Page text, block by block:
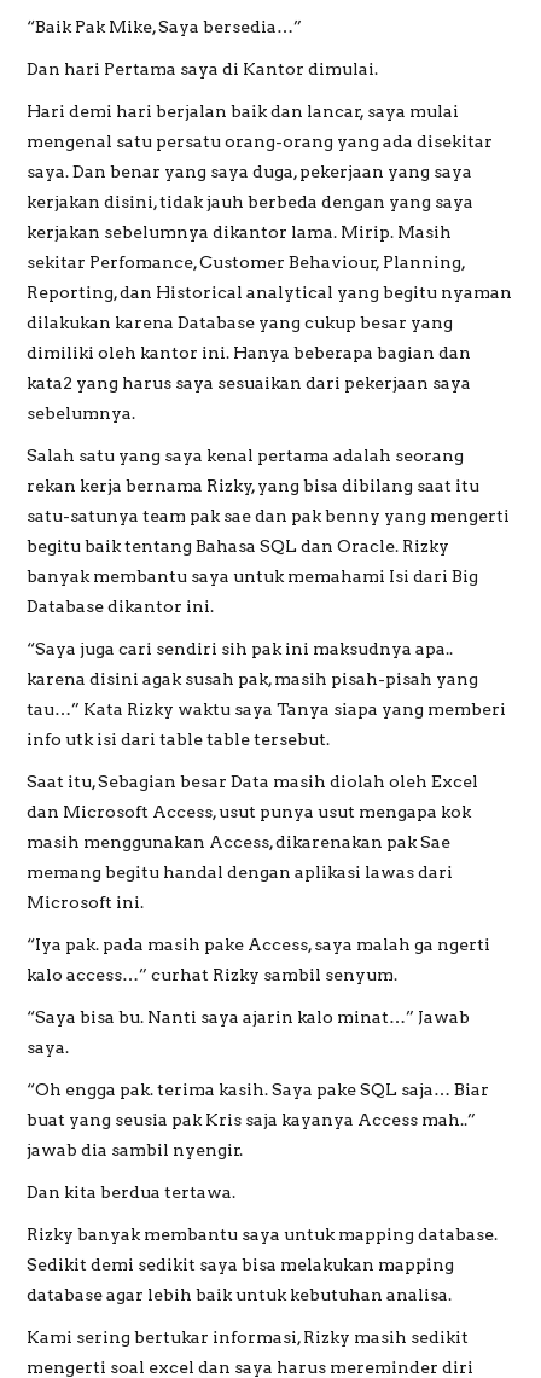
“Baik Pak Mike, Saya bersedia…”
Dan hari Pertama saya di Kantor dimulai.
Hari demi hari berjalan baik dan lancar, saya mulai
mengenal satu persatu orang-orang yang ada disekitar
saya. Dan benar yang saya duga, pekerjaan yang saya
kerjakan disini, tidak jauh berbeda dengan yang saya
kerjakan sebelumnya dikantor lama. Mirip. Masih
sekitar Perfomance, Customer Behaviour, Planning,
Reporting, dan Historical analytical yang begitu nyaman
dilakukan karena Database yang cukup besar yang
dimiliki oleh kantor ini. Hanya beberapa bagian dan
kata2 yang harus saya sesuaikan dari pekerjaan saya
sebelumnya.
Salah satu yang saya kenal pertama adalah seorang
rekan kerja bernama Rizky, yang bisa dibilang saat itu
satu-satunya team pak sae dan pak benny yang mengerti
begitu baik tentang Bahasa SQL dan Oracle. Rizky
banyak membantu saya untuk memahami Isi dari Big
Database dikantor ini.
“Saya juga cari sendiri sih pak ini maksudnya apa..
karena disini agak susah pak, masih pisah-pisah yang
tau…” Kata Rizky waktu saya Tanya siapa yang memberi
info utk isi dari table table tersebut.
Saat itu, Sebagian besar Data masih diolah oleh Excel
dan Microsoft Access, usut punya usut mengapa kok
masih menggunakan Access, dikarenakan pak Sae
memang begitu handal dengan aplikasi lawas dari
Microsoft ini.
“Iya pak. pada masih pake Access, saya malah ga ngerti
kalo access…” curhat Rizky sambil senyum.
“Saya bisa bu. Nanti saya ajarin kalo minat…” Jawab
saya.
“Oh engga pak. terima kasih. Saya pake SQL saja… Biar
buat yang seusia pak Kris saja kayanya Access mah..”
jawab dia sambil nyengir.
Dan kita berdua tertawa.
Rizky banyak membantu saya untuk mapping database.
Sedikit demi sedikit saya bisa melakukan mapping
database agar lebih baik untuk kebutuhan analisa.
Kami sering bertukar informasi, Rizky masih sedikit
mengerti soal excel dan saya harus mereminder diri